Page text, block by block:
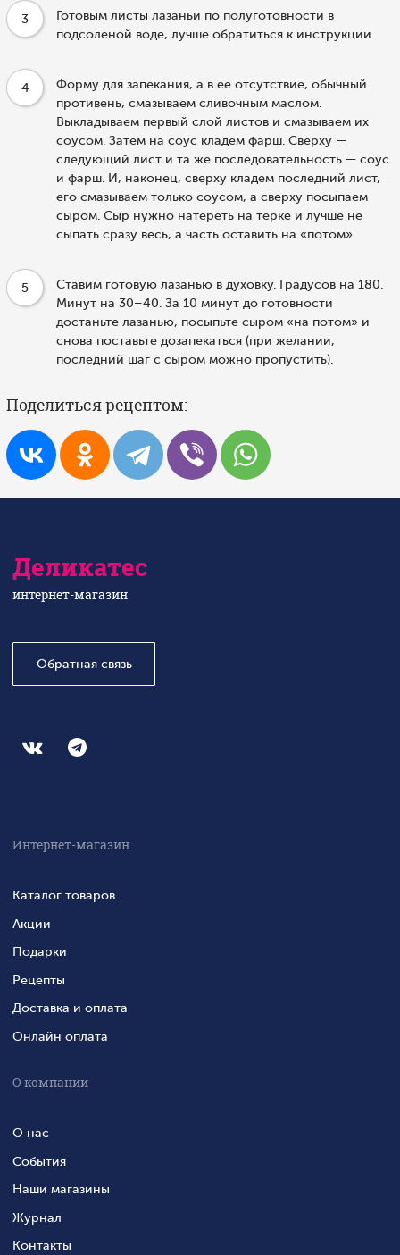
3
Готовым листы лазаньи по полуготовности в
подсоленой воде, лучше обратиться к инструкции
4
Форму для запекания, а в ее отсутствие, обычный
противень, смазываем сливочным маслом.
Выкладываем первый слой листов и смазываем их
соусом. Затем на соус кладем фарш. Сверху —
следующий лист и та же последовательность — соус
и фарш. И, наконец, сверху кладем последний лист,
его смазываем только соусом, а сверху посыпаем
сыром. Сыр нужно натереть на терке и лучше не
сыпать сразу весь, а часть оставить на «потом»
5
Ставим готовую лазанью в духовку. Градусов на 180.
Минут на 30–40. За 10 минут до готовности
достаньте лазанью, посыпьте сыром «на потом» и
снова поставьте дозапекаться (при желании,
последний шаг с сыром можно пропустить).
Поделиться рецептом:
Деликатес
интернет-магазин
Обратная связь
Интернет-магазин
Каталог товаров
Акции
Подарки
Рецепты
Доставка и оплата
Онлайн оплата
О компании
О нас
События
Наши магазины
Журнал
Контакты